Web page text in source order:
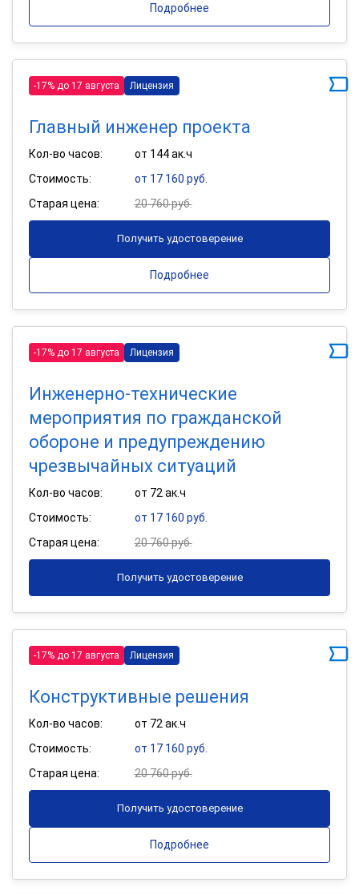
Подробнее
-17% до 17 августа Лицензия
Главный инженер проекта
Кол-во часов:
от 144 ак.ч
Стоимость:
от 17 160 руб.
Старая цена:
20 760 руб.
Получить удостоверение
Подробнее
-17% до 17 августа Лицензия
Инженерно-технические
мероприятия по гражданской
обороне и предупреждению
чрезвычайных ситуаций
Кол-во часов:
от 72 ак.ч
Стоимость:
от 17 160 руб.
Старая цена:
20 760 руб.
Получить удостоверение
-17% до 17 августа Лицензия
Конструктивные решения
Кол-во часов:
от 72 ак.ч
Стоимость:
от 17 160 руб.
Старая цена:
20 760 руб.
Получить удостоверение
Подробнее